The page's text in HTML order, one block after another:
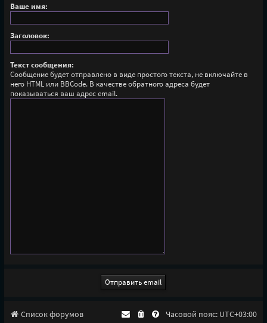
Ваше имя:
Заголовок:
Текст сообщения:
Сообщение будет отправлено в виде простого текста, не включайте в
него HTML или BBCode. В качестве обратного адреса будет
показываться ваш адрес email.
Список форумов Часовой пояс: UTC+03:00